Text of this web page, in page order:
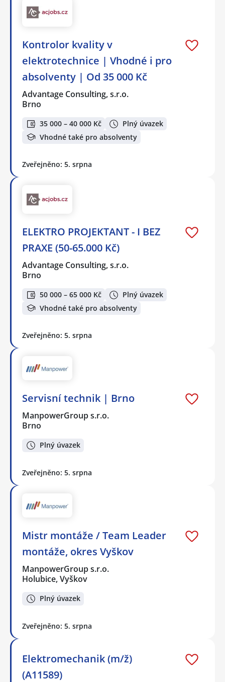
Kontrolor kvality v
elektrotechnice | Vhodné i pro
absolventy | Od 35 000 Kč
Advantage Consulting, s.r.o.
Brno
35 000 – 40 000 Kč
Plný úvazek
Vhodné také pro absolventy
Zveřejněno: 5. srpna
ELEKTRO PROJEKTANT - I BEZ
PRAXE (50-65.000 Kč)
Advantage Consulting, s.r.o.
Brno
50 000 – 65 000 Kč
Plný úvazek
Vhodné také pro absolventy
Zveřejněno: 5. srpna
Servisní technik | Brno
ManpowerGroup s.r.o.
Brno
Plný úvazek
Zveřejněno: 5. srpna
Mistr montáže / Team Leader
montáže, okres Vyškov
ManpowerGroup s.r.o.
Holubice, Vyškov
Plný úvazek
Zveřejněno: 5. srpna
Elektromechanik (m/ž)
(A11589)